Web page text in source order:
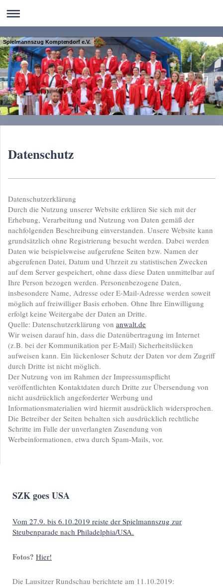
Spielmannszug Komptendorf e.V.
Datenschutz
Datenschutzerklärung
Durch die Nutzung unserer Website erklären Sie sich mit der
Erhebung, Verarbeitung und Nutzung von Daten gemäß der
nachfolgenden Beschreibung einverstanden. Unsere Website kann
grundsätzlich ohne Registrierung besucht werden. Dabei werden
Daten wie beispielsweise aufgerufene Seiten bzw. Namen der
abgerufenen Datei, Datum und Uhrzeit zu statistischen Zwecken
auf dem Server gespeichert, ohne dass diese Daten unmittelbar auf
Ihre Person bezogen werden. Personenbezogene Daten,
insbesondere Name, Adresse oder E-Mail-Adresse werden soweit
möglich auf freiwilliger Basis erhoben. Ohne Ihre Einwilligung
erfolgt keine Weitergabe der Daten an Dritte.
Quelle: Datenschutzerklärung von anwalt.de
Wir weisen darauf hin, dass die Datenübertragung im Internet
(z.B. bei der Kommunikation per E-Mail) Sicherheitslücken
aufweisen kann. Ein lückenloser Schutz der Daten vor dem Zugriff
durch Dritte ist nicht möglich.
Der Nutzung von im Rahmen der Impressumspflicht
veröffentlichten Kontaktdaten durch Dritte zur Übersendung von
nicht ausdrücklich angeforderter Werbung und
Informationsmaterialien wird hiermit ausdrücklich widersprochen.
Die Betreiber der Seiten behalten sich ausdrücklich rechtliche
Schritte im Falle der unverlangten Zusendung von
Werbeinformationen, etwa durch Spam-Mails, vor.
SZK goes USA
Vom 27.9. bis 6.10.2019 reiste der Spielmannszug zur
Steubenparade nach Philadelphia/USA.
Fotos? Hier!
Die Lausitzer Rundschau berichtete am 11.10.2019: